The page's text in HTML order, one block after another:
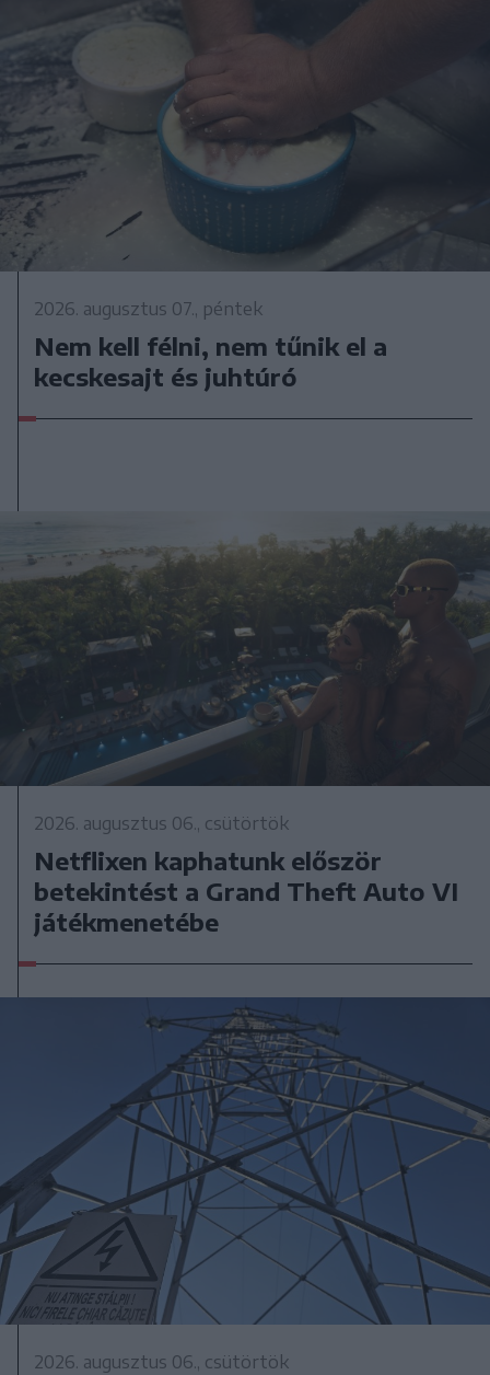
2026. augusztus 07., péntek
Nem kell félni, nem tűnik el a
kecskesajt és juhtúró
2026. augusztus 06., csütörtök
Netflixen kaphatunk először
betekintést a Grand Theft Auto VI
játékmenetébe
2026. augusztus 06., csütörtök